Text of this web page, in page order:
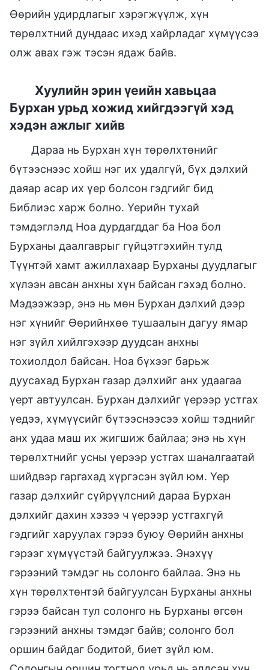
Өөрийн удирдлагыг хэрэгжүүлж, хүн
төрөлхтний дундаас ихэд хайрладаг хүмүүсээ
олж авах гэж тэсэн ядаж байв.
Хуулийн эрин үеийн хавьцаа
Бурхан урьд хожид хийгдээгүй хэд
хэдэн ажлыг хийв
Дараа нь Бурхан хүн төрөлхтөнийг
бүтээснээс хойш нэг их удалгүй, бүх дэлхий
даяар асар их үер болсон гэдгийг бид
Библиэс харж болно. Үерийн тухай
тэмдэглэлд Ноа дурдагддаг ба Ноа бол
Бурханы даалгаврыг гүйцэтгэхийн тулд
Түүнтэй хамт ажиллахаар Бурханы дуудлагыг
хүлээн авсан анхны хүн байсан гэхэд болно.
Мэдээжээр, энэ нь мөн Бурхан дэлхий дээр
нэг хүнийг Өөрийнхөө тушаалын дагуу ямар
нэг зүйл хийлгэхээр дуудсан анхны
тохиолдол байсан. Ноа бүхээг барьж
дуусахад Бурхан газар дэлхийг анх удаагаа
үерт автуулсан. Бурхан дэлхийг үерээр устгах
үедээ, хүмүүсийг бүтээснээсээ хойш тэднийг
анх удаа маш их жигшиж байлаа; энэ нь хүн
төрөлхтнийг усны үерээр устгах шаналгаатай
шийдвэр гаргахад хүргэсэн зүйл юм. Үер
газар дэлхийг сүйрүүлсний дараа Бурхан
дэлхийг дахин хэзээ ч үерээр устгахгүй
гэдгийг харуулах гэрээ буюу Өөрийн анхны
гэрээг хүмүүстэй байгуулжээ. Энэхүү
гэрээний тэмдэг нь солонго байлаа. Энэ нь
хүн төрөлхтөнтэй байгуулсан Бурханы анхны
гэрээ байсан тул солонго нь Бурханы өгсөн
гэрээний анхны тэмдэг байв; солонго бол
оршин байдаг бодитой, биет зүйл юм.